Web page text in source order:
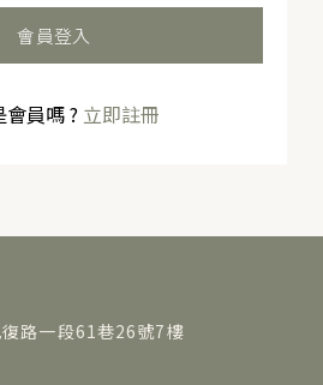
會員登入
員嗎 ? 立即註冊
路一段61巷26號7樓